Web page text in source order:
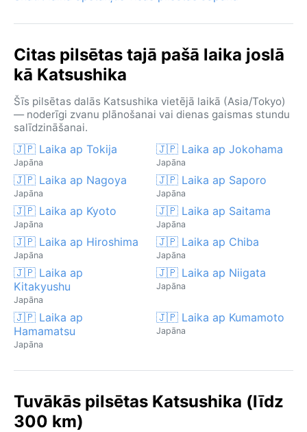
Citas pilsētas tajā pašā laika joslā
kā Katsushika
Šīs pilsētas dalās Katsushika vietējā laikā (Asia/Tokyo)
— noderīgi zvanu plānošanai vai dienas gaismas stundu
salīdzināšanai.
🇯🇵 Laika ap Tokija
Japāna
🇯🇵 Laika ap Jokohama
Japāna
🇯🇵 Laika ap Nagoya
Japāna
🇯🇵 Laika ap Saporo
Japāna
🇯🇵 Laika ap Kyoto
Japāna
🇯🇵 Laika ap Saitama
Japāna
🇯🇵 Laika ap Hiroshima
Japāna
🇯🇵 Laika ap Chiba
Japāna
🇯🇵 Laika ap
Kitakyushu
Japāna
🇯🇵 Laika ap Niigata
Japāna
🇯🇵 Laika ap
Hamamatsu
Japāna
🇯🇵 Laika ap Kumamoto
Japāna
Tuvākās pilsētas Katsushika (līdz
300 km)